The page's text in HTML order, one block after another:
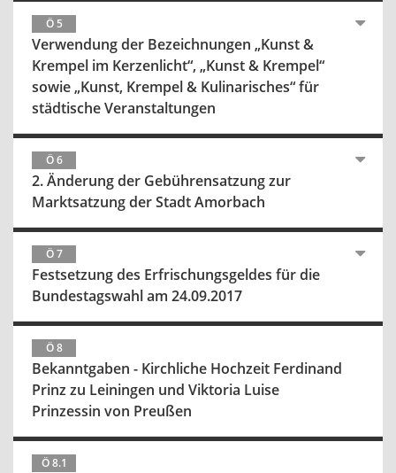
Ö 5
Verwendung der Bezeichnungen „Kunst &
Krempel im Kerzenlicht“, „Kunst & Krempel“
sowie „Kunst, Krempel & Kulinarisches“ für
städtische Veranstaltungen
Ö 6
2. Änderung der Gebührensatzung zur
Marktsatzung der Stadt Amorbach
Ö 7
Festsetzung des Erfrischungsgeldes für die
Bundestagswahl am 24.09.2017
Ö 8
Bekanntgaben - Kirchliche Hochzeit Ferdinand
Prinz zu Leiningen und Viktoria Luise
Prinzessin von Preußen
Ö 8.1